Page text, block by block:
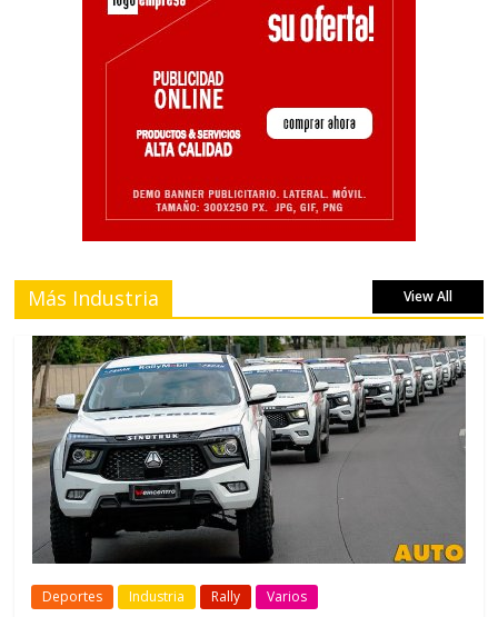
Más Industria View All
Deportes Industria Rally Varios